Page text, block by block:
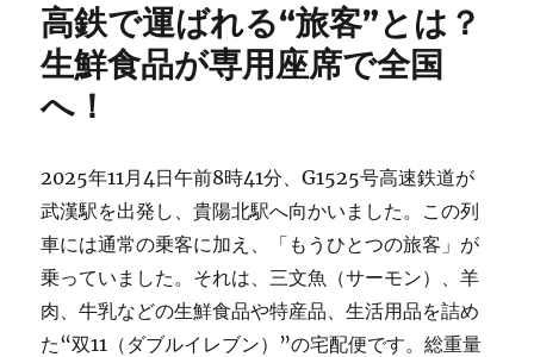
学
ぶ
中
代
に
高鉄で運ばれる“旅客”とは？
生鮮食品が専用座席で全国
へ！
2025年11月4日午前8時41分、G1525号高速鉄道が
武漢駅を出発し、貴陽北駅へ向かいました。この列
車には通常の乗客に加え、「もうひとつの旅客」が
乗っていました。それは、三文魚（サーモン）、羊
肉、牛乳などの生鮮食品や特産品、生活用品を詰め
た“双11（ダブルイレブン）”の宅配便です。総重量